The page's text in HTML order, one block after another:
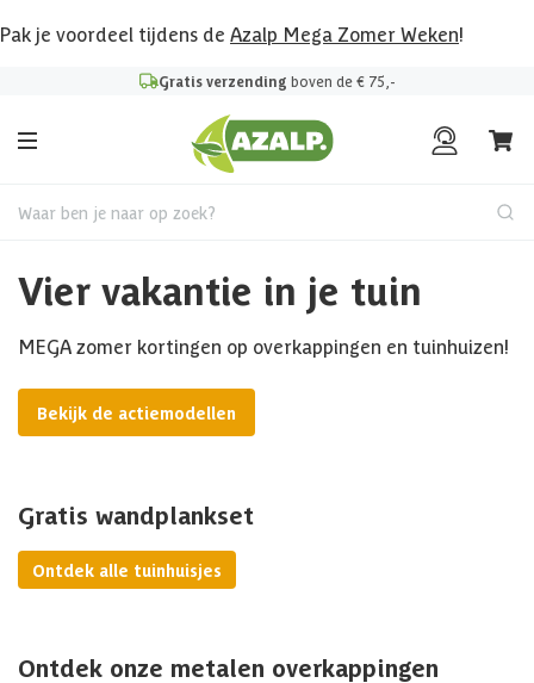
Pak je voordeel tijdens de Azalp Mega Zomer Weken!
Gratis verzending boven de € 75,-
Waar ben je naar op zoek?
Vier vakantie in je tuin
MEGA zomer kortingen op overkappingen en tuinhuizen!
Bekijk de actiemodellen
Gratis wandplankset
Ontdek alle tuinhuisjes
Ontdek onze metalen overkappingen